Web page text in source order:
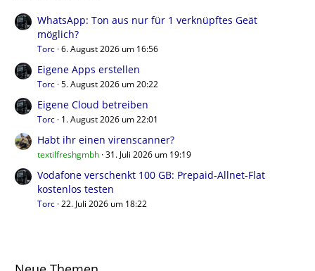
WhatsApp: Ton aus nur für 1 verknüpftes Geät
möglich?
Torc 6. August 2026 um 16:56
Eigene Apps erstellen
Torc 5. August 2026 um 20:22
Eigene Cloud betreiben
Torc 1. August 2026 um 22:01
Habt ihr einen virenscanner?
textilfreshgmbh 31. Juli 2026 um 19:19
Vodafone verschenkt 100 GB: Prepaid-Allnet-Flat
kostenlos testen
Torc 22. Juli 2026 um 18:22